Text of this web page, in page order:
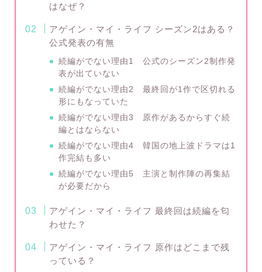
はなぜ？
アゲイン・マイ・ライフ シーズン2はある？
公式発表の有無
続編がでない理由1 公式のシーズン2制作発
表が出ていない
続編がでない理由2 最終回が1作で区切れる
形にもなっていた
続編がでない理由3 原作があるからすぐ続
編とはならない
続編がでない理由4 韓国の地上波ドラマは1
作完結も多い
続編がでない理由5 主演と制作陣の再集結
が必要だから
アゲイン・マイ・ライフ 最終回は続編を匂
わせた？
アゲイン・マイ・ライフ 原作はどこまで残
っている？